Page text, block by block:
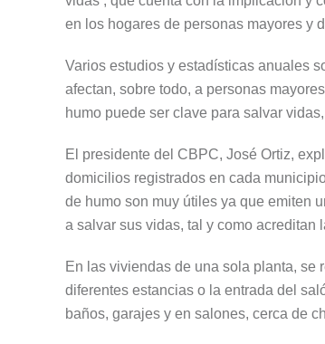
en los hogares de personas mayores y
Varios estudios y estadísticas anuales
afectan, sobre todo, a personas
humo puede ser clave para salvar
El presidente del CBPC, José Ortiz,
domicilios registrados en cada
de humo son muy útiles ya que emiten
a salvar sus vidas, tal y como acreditan
En las viviendas de una sola planta, se
diferentes estancias o la entrada del
baños, garajes y en salones, cerca de